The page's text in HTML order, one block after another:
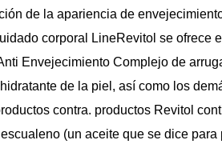
de la apariencia de
corporal LineRevitol se ofrece
Envejecimiento Complejo de
de la piel, así como los
contra. productos Revitol
(un aceite que se dice para